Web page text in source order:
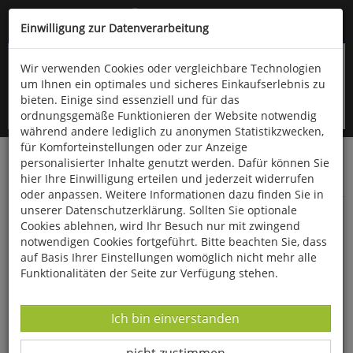
Kompletten Head der Seite überspringen
oder (06766) 9323-960
Startseite Bücher Downloads
Zeitschriften
Der Falke
beobachtungstipp: Die Hammeniederung in
Niedersachsen
Einwilligung zur Datenverarbeitung
Wir verwenden Cookies oder vergleichbare Technologien
um Ihnen ein optimales und sicheres Einkaufserlebnis zu
bieten. Einige sind essenziell und für das
ordnungsgemäße Funktionieren der Website notwendig
während andere lediglich zu anonymen Statistikzwecken,
für Komforteinstellungen oder zur Anzeige
personalisierter Inhalte genutzt werden. Dafür können Sie
hier Ihre Einwilligung erteilen und jederzeit widerrufen
oder anpassen. Weitere Informationen dazu finden Sie in
unserer Datenschutzerklärung. Sollten Sie optionale
Cookies ablehnen, wird Ihr Besuch nur mit zwingend
notwendigen Cookies fortgeführt. Bitte beachten Sie, dass
auf Basis Ihrer Einstellungen womöglich nicht mehr alle
Funktionalitäten der Seite zur Verfügung stehen.
Datenverarbeitung -
Ich bin einverstanden